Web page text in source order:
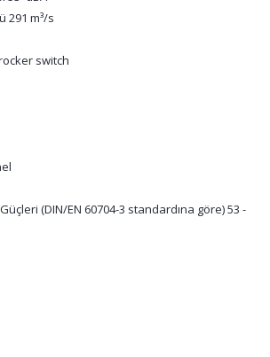
291 m³/s
switch
(DIN/EN 60704-3 standardına göre) 53 -